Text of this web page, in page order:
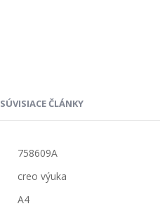
758609A
creo výuka
A4
SÚVISIACE ČLÁNKY